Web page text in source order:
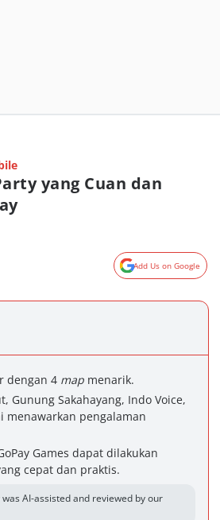
yang Cuan dan
Add Us on Google
dengan 4 map menarik.
Gunung Sakahayang, Indo Voice,
menawarkan pengalaman
Games dapat dilakukan
cepat dan praktis.
AI-assisted and reviewed by our